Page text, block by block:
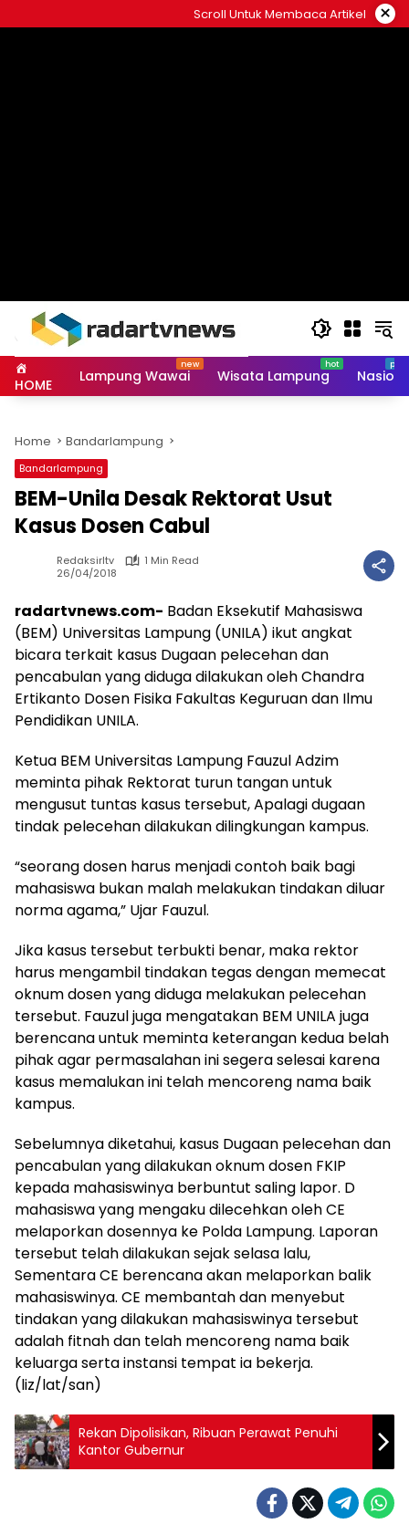
to
Scroll Untuk Membaca Artikel ×
HOME Lampung Wawai Wisata Lampung
Home Bandarlampung
Bandarlampung
BEM-Unila Desak Rektorat Usut
Kasus Dosen Cabul
Redaksirltv
1 Min Read
26/04/2018
radartvnews.com- Badan Eksekutif Mahasiswa
(BEM) Universitas Lampung (UNILA) ikut angkat
bicara terkait kasus Dugaan pelecehan dan
pencabulan yang diduga dilakukan oleh Chandra
Ertikanto Dosen Fisika Fakultas Keguruan dan Ilmu
Pendidikan UNILA.
Ketua BEM Universitas Lampung Fauzul Adzim
meminta pihak Rektorat turun tangan untuk
mengusut tuntas kasus tersebut, Apalagi dugaan
tindak pelecehan dilakukan dilingkungan kampus.
“seorang dosen harus menjadi contoh baik bagi
mahasiswa bukan malah melakukan tindakan diluar
norma agama,” Ujar Fauzul.
Jika kasus tersebut terbukti benar, maka rektor
harus mengambil tindakan tegas dengan memecat
oknum dosen yang diduga melakukan pelecehan
tersebut. Fauzul juga mengatakan BEM UNILA juga
berencana untuk meminta keterangan kedua belah
pihak agar permasalahan ini segera selesai karena
kasus memalukan ini telah mencoreng nama baik
kampus.
Sebelumnya diketahui, kasus Dugaan pelecehan dan
pencabulan yang dilakukan oknum dosen FKIP
kepada mahasiswinya berbuntut saling lapor. D
mahasiswa yang mengaku dilecehkan oleh CE
melaporkan dosennya ke Polda Lampung. Laporan
tersebut telah dilakukan sejak selasa lalu,
Sementara CE berencana akan melaporkan balik
mahasiswinya. CE membantah dan menyebut
tindakan yang dilakukan mahasiswinya tersebut
adalah fitnah dan telah mencoreng nama baik
keluarga serta instansi tempat ia bekerja.
(liz/lat/san)
Rekan Dipolisikan, Ribuan Perawat Penuhi
Kantor Gubernur